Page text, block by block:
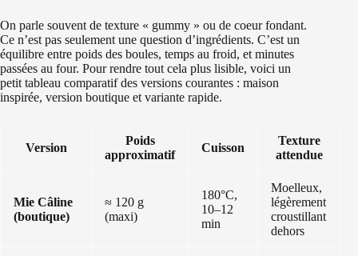
On parle souvent de texture « gummy » ou de coeur fondant.
Ce n’est pas seulement une question d’ingrédients. C’est un
équilibre entre poids des boules, temps au froid, et minutes
passées au four. Pour rendre tout cela plus lisible, voici un
petit tableau comparatif des versions courantes : maison
inspirée, version boutique et variante rapide.
Version
Poids
approximatif
Cuisson
Texture
attendue
Mie Câline
(boutique)
≈ 120 g
(maxi)
180°C,
10–12
min
Moelleux,
légèrement
croustillant
dehors